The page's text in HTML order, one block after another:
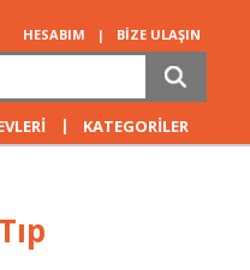
HESABIM | BİZE ULAŞIN
| KATEGORİLER